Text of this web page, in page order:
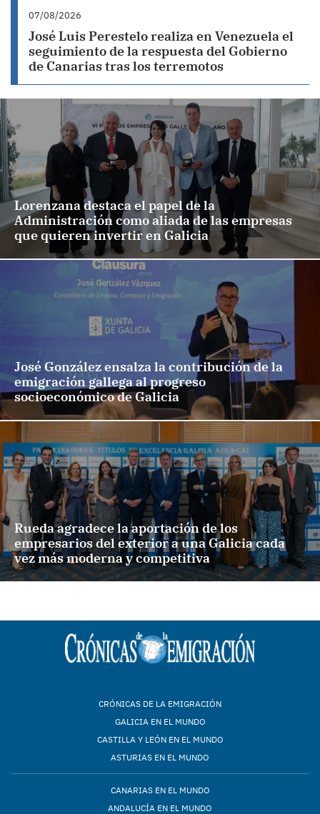
07/08/2026
José Luis Perestelo realiza en Venezuela el
seguimiento de la respuesta del Gobierno
de Canarias tras los terremotos
Lorenzana destaca el papel de la
Administración como aliada de las empresas
que quieren invertir en Galicia
José González ensalza la contribución de la
emigración gallega al progreso
socioeconómico de Galicia
Rueda agradece la aportación de los
empresarios del exterior a una Galicia cada
vez más moderna y competitiva
CRÓNICAS DE LA EMIGRACIÓN
GALICIA EN EL MUNDO
CASTILLA Y LEÓN EN EL MUNDO
ASTURIAS EN EL MUNDO
CANARIAS EN EL MUNDO
ANDALUCÍA EN EL MUNDO